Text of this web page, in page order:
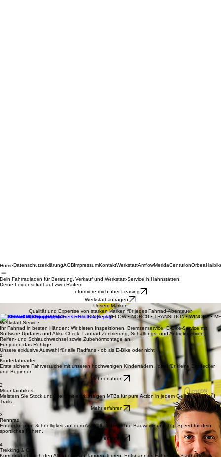
DatenschutzerklärungAGBImpressumKontaktWerkstattAmflowMeridaCenturionOrbea
Dein Fahrradladen für Beratung, Verkauf und Werkstatt-Service in Hahnstätten.
Deine Leidenschaft auf zwei Rädern
Informiere mich über Leasing
Werkstatt anfragen
Unsere Marken
Qualität und Expertise von starken Marken für jedes Fahrrad-Abenteuer.
MERIDA • ORBEA • HAIBIKE • CENTURION • AMFLOW • NORCO • TRANSITION • WINORA •
Werkstatt-Service
Ihr Fahrrad in besten Händen: Wir bieten Inspektionen, Bremsenservice, E-Bike-Service mit
Software-Updates und Akku-Check, Laufrad-Zentrierung, Schaltungs- und Antriebsservice,
Reifen- und Schlauchwechsel sowie Zubehörmontage an.
Für jeden das Richtige
Unsere exklusive Auswahl für alle Radfans - ob als E-Bike oder nicht
1
Erste sichere Fahrversuche mit unseren hochwertigen Kinderrädern. Ideal für kleine Entdecker
und Beginner.
Mehr erfahren
2
Mountainbikes
Meistern Sie Stock und Stein mit erstklassigen MTBs für pure Action in jedem Gelände und auf
Trails.
Mehr erfahren